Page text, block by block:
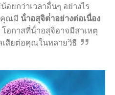
อยกว่าเวลาอื่นๆ อย่างไร
คุณมี น้ําอสุจิต่ําอย่างต่อเนื่อง
อกาสที่น้ําอสุจิอาจมีสาเหตุ
เสียต่อคุณในหลายวิธี